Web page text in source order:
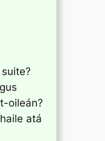
oileán?
atá